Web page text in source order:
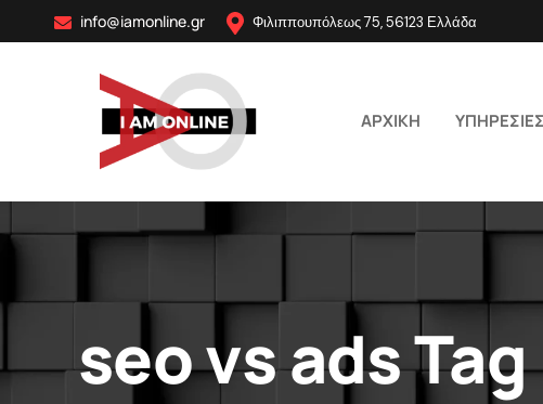
info@iamonline.gr Φιλιππουπόλεως 75, 56123 Ελλάδα
ΑΡΧΙΚΗ ΥΠΗΡΕΣΙΕΣ
seo vs ads Tag